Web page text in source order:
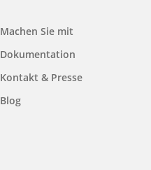
Machen Sie mit
Dokumentation
Kontakt & Presse
Blog